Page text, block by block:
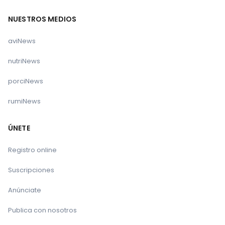
NUESTROS MEDIOS
aviNews
nutriNews
porciNews
rumiNews
ÚNETE
Registro online
Suscripciones
Anúnciate
Publica con nosotros